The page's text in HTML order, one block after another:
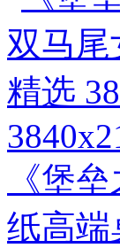
《堡
纸高端